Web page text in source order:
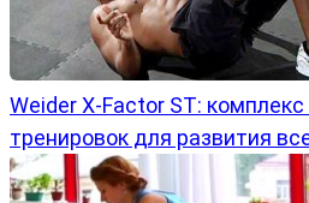
Weider X-Factor ST:
тренировок для развития